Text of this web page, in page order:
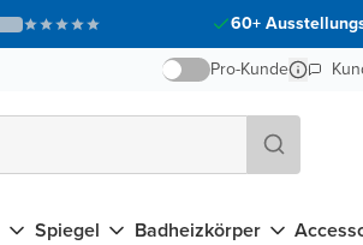
60+
Pro-Kunde
Spiegel Badheizkörper